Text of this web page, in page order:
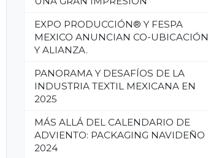
EXPO PRODUCCIÓN® Y FESPA
MEXICO ANUNCIAN CO-UBICACIÓN
Y ALIANZA.
PANORAMA Y DESAFÍOS DE LA
INDUSTRIA TEXTIL MEXICANA EN
2025
MÁS ALLÁ DEL CALENDARIO DE
ADVIENTO: PACKAGING NAVIDEÑO
2024